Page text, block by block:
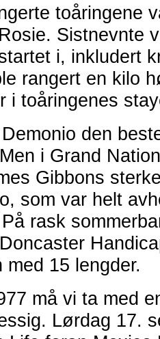
toåringene
Sistnevnte
i, inkludert
rangert en kilo
i toåringenes
den
i Grand
Gibbons
som var helt
rask
15 lengder.
må vi ta med
Lørdag 17.